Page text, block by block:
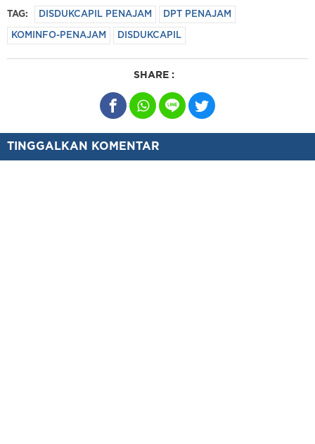
TAG: DISDUKCAPIL PENAJAM DPT PENAJAM
KOMINFO-PENAJAM DISDUKCAPIL
SHARE :
TINGGALKAN KOMENTAR